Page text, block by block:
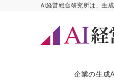
AI経営総合研究所は、生
企業の生成